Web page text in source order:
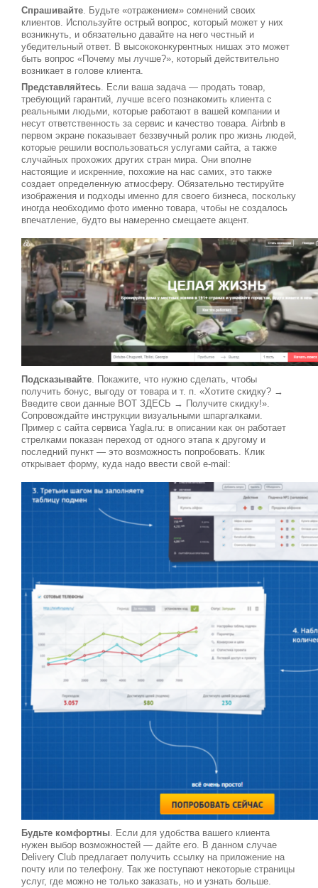
Спрашивайте . Будьте «отражением» сомнений своих
клиентов. Используйте острый вопрос, который может у них
возникнуть, и обязательно давайте на него честный и
убедительный ответ. В высококонкурентных нишах это может
быть вопрос «Почему мы лучше?», который действительно
возникает в голове клиента.
Представляйтесь . Если ваша задача — продать товар,
требующий гарантий, лучше всего познакомить клиента с
реальными людьми, которые работают в вашей компании и
несут ответственность за сервис и качество товара. Airbnb в
первом экране показывает беззвучный ролик про жизнь людей,
которые решили воспользоваться услугами сайта, а также
случайных прохожих других стран мира. Они вполне
настоящие и искренние, похожие на нас самих, это также
создает определенную атмосферу. Обязательно тестируйте
изображения и подходы именно для своего бизнеса, поскольку
иногда необходимо фото именно товара, чтобы не создалось
впечатление, будто вы намеренно смещаете акцент.
Подсказывайте . Покажите, что нужно сделать, чтобы
получить бонус, выгоду от товара и т. п. «Хотите скидку? →
Введите свои данные ВОТ ЗДЕСЬ → Получите скидку!».
Сопровождайте инструкции визуальными шпаргалками.
Пример с сайта сервиса Yagla.ru: в описании как он работает
стрелками показан переход от одного этапа к другому и
последний пункт — это возможность попробовать. Клик
открывает форму, куда надо ввести свой e-mail:
Будьте комфортны. Если для удобства вашего клиента
нужен выбор возможностей — дайте его. В данном случае
Delivery Club предлагает получить ссылку на приложение на
почту или по телефону. Так же поступают некоторые страницы
услуг, где можно не только заказать, но и узнать больше.